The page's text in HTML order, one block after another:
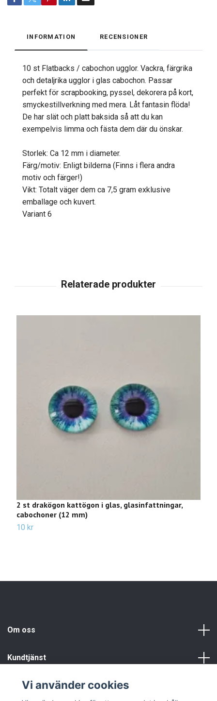
INFORMATION RECENSIONER
10 st Flatbacks / cabochon ugglor. Vackra, färgrika
och detaljrika ugglor i glas cabochon. Passar
perfekt för scrapbooking, pyssel, dekorera på kort,
smyckestillverkning med mera. Låt fantasin flöda!
De har slät och platt baksida så att du kan
exempelvis limma och fästa dem där du önskar.
Storlek: Ca 12 mm i diameter.
Färg/motiv: Enligt bilderna (Finns i flera andra
motiv och färger!)
Vikt: Totalt väger dem ca 7,5 gram exklusive
emballage och kuvert.
Variant 6
2 st drakögon kattögon i glas, glasinfattningar,
cabochoner (12 mm)
10 kr
Om oss
Kundtjänst
Vi använder cookies